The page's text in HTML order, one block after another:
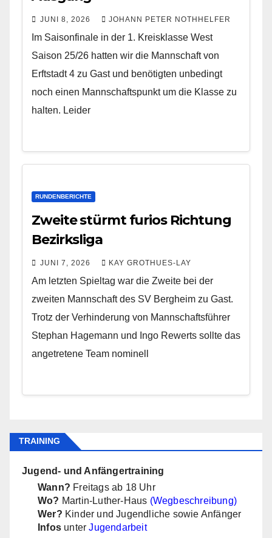
JUNI 8, 2026 JOHANN PETER NOTHHELFER
Im Saisonfinale in der 1. Kreisklasse West
Saison 25/26 hatten wir die Mannschaft von
Erftstadt 4 zu Gast und benötigten unbedingt
noch einen Mannschaftspunkt um die Klasse zu
halten. Leider
RUNDENBERICHTE
Zweite stürmt furios Richtung
Bezirksliga
JUNI 7, 2026 KAY GROTHUES-LAY
Am letzten Spieltag war die Zweite bei der
zweiten Mannschaft des SV Bergheim zu Gast.
Trotz der Verhinderung von Mannschaftsführer
Stephan Hagemann und Ingo Rewerts sollte das
angetretene Team nominell
TRAINING
Jugend- und Anfängertraining
Wann? Freitags ab 18 Uhr
Wo? Martin-Luther-Haus (Wegbeschreibung)
Wer? Kinder und Jugendliche sowie Anfänger
Infos unterJugendarbeit